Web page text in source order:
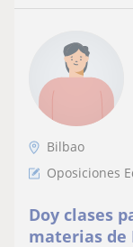
Bilbao
Oposiciones
Doy clases
materias